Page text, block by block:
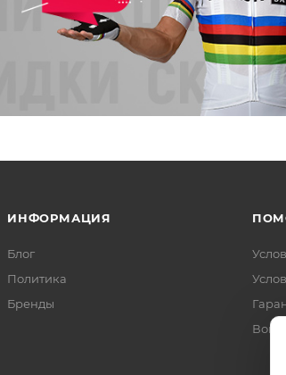
ИНФОРМАЦИЯ
Блог
Политика
Бренды